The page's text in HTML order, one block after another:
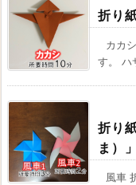
折り
カカ
す。 ハ
折り
ま）
風車